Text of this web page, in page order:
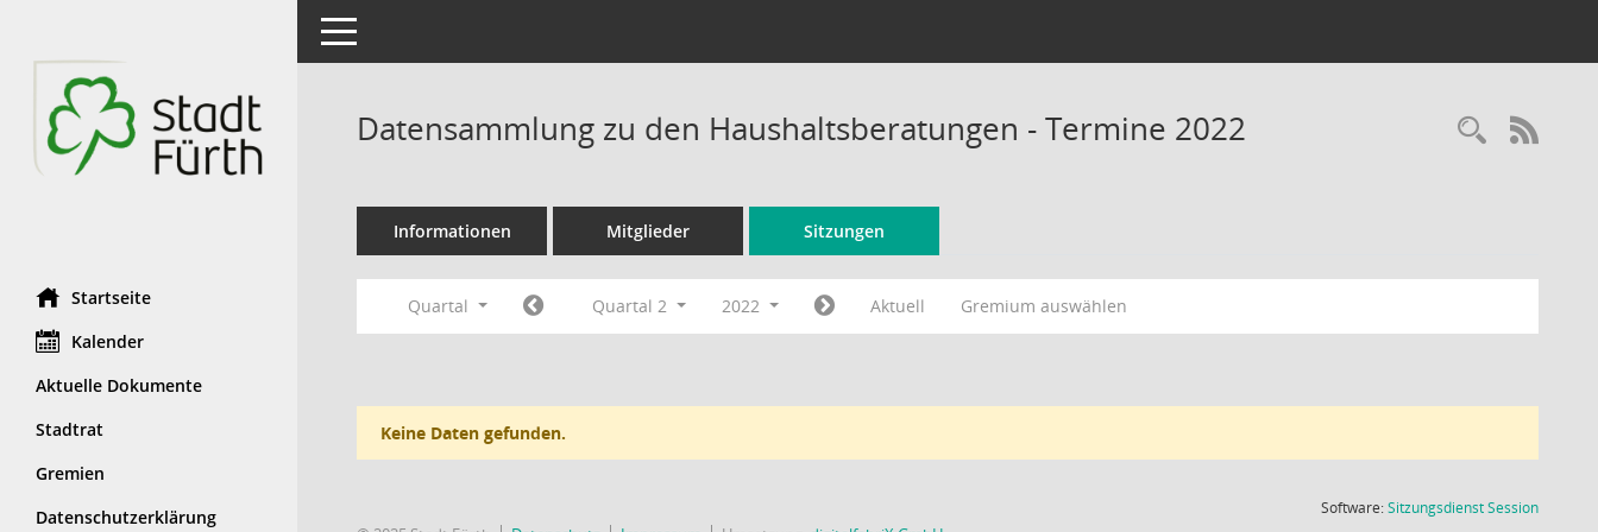
Startseite
Kalender
Aktuelle Dokumente
Stadtrat
Gremien
Datenschutzerklärung
Toggle navigation
Datensammlung zu den Haushaltsberatungen - Termine 2022
Informationen Mitglieder Sitzungen
Quartal Quartal 2 2022 Aktuell Gremium auswählen
Keine Daten gefunden.
Software:SitzungsdienstSession(Wird in